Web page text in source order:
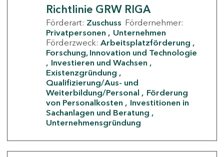
Richtlinie GRW RIGA
Förderart: Zuschuss Fördernehmer:
Privatpersonen
Unternehmen
Förderzweck: Arbeitsplatzförderung
Forschung, Innovation und Technologie
Investieren und Wachsen
Existenzgründung
Qualifizierung/Aus- und
Weiterbildung/Personal
Förderung
von Personalkosten
Investitionen in
Sachanlagen und Beratung
Unternehmensgründung